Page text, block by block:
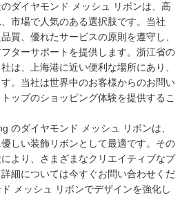
ダイヤモンド メッシュ リボンは、高
市場で人気のある選択肢です。当社
質、優れたサービスの原則を遵守し、
ターサポートを提供します。浙江省の
は、上海港に近い便利な場所にあり、
。当社は世界中のお客様からのお問い
ップのショッピング体験を提供するこ
のダイヤモンド メッシュ リボンは、
しい装飾リボンとして最適です。その
より、さまざまなクリエイティブなプ
細については今すぐお問い合わせくだ
メッシュ リボンでデザインを強化し